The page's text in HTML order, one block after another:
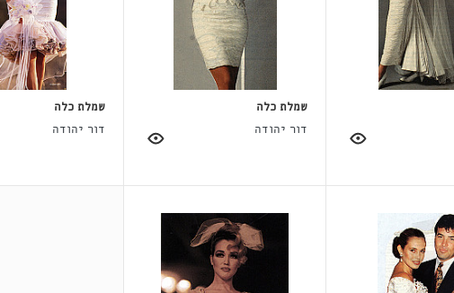
שמלת כלה
דור יהודה
שמלת כלה
דור יהודה